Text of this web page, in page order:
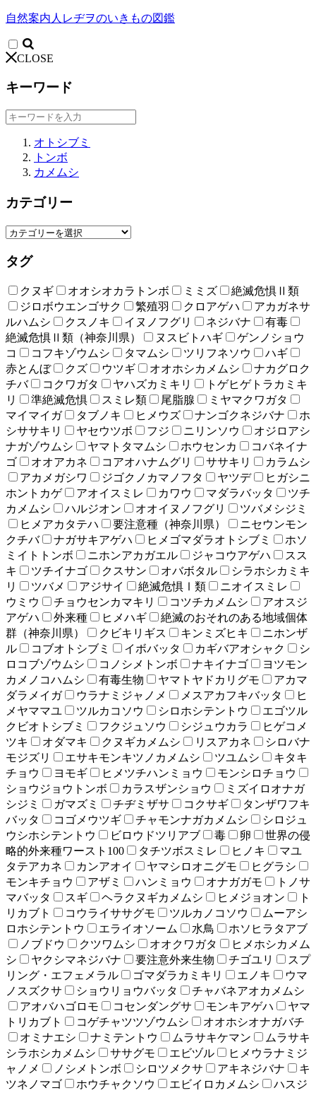
自然案内人レヂヲのいきもの図鑑
CLOSE
キーワード
オトシブミ
トンボ
カメムシ
カテゴリー
タグ
クヌギ オオシオカラトンボ ミミズ
絶滅危惧Ⅱ類
ジロボウエンゴサク
繁殖羽 クロアゲハ
アカガネサ
ルハムシ
クスノキ イヌノフグリ ネジバナ
有毒
絶滅危惧Ⅱ類（神奈川県）
ヌスビトハギ
ゲンノショウ
コ
コフキゾウムシ タマムシ ツリフネソウ
ハギ
赤とんぼ
クズ ウツギ オオホシカメムシ
ナカグロク
チバ
コクワガタ ヤハズカミキリ
トゲヒゲトラカミキ
リ
準絶滅危惧 スミレ類 尾脂腺
ミヤマクワガタ
マイマイガ
タブノキ ヒメウズ ナンゴクネジバナ
ホ
シササキリ
ヤセウツボ フジ ニリンソウ
オジロアシ
ナガゾウムシ
ヤマトタマムシ ホウセンカ
コバネイナ
ゴ
オオアカネ コアオハナムグリ ササキリ
カラムシ
アカメガシワ
ジゴクノカマノフタ ヤツデ
ヒガシニ
ホントカゲ
アオイスミレ カワウ マダラバッタ
ツチ
カメムシ
ハルジオン オオイヌノフグリ
ツバメシジミ
ヒメアカタテハ
要注意種（神奈川県）
ニセウンモン
クチバ
ナガサキアゲハ ヒメゴマダラオトシブミ
ホソ
ミイトトンボ
ニホンアカガエル ジャコウアゲハ
スス
キ
ツチイナゴ クスサン オバボタル
シラホシカミキ
リ
ツバメ アジサイ 絶滅危惧Ⅰ類
ニオイスミレ
ウミウ
チョウセンカマキリ コツチカメムシ
アオスジ
アゲハ
外来種 ヒメハギ
絶滅のおそれのある地域個体
群（神奈川県）
クビキリギス キンミズヒキ
ニホンザ
ル
コブオトシブミ イボバッタ カギバアオシャク
シ
ロコブゾウムシ
コノシメトンボ ナキイナゴ
ヨツモン
カメノコハムシ
有毒生物 ヤマトヤドカリグモ
アカマ
ダラメイガ
ウラナミジャノメ メスアカフキバッタ
ヒ
メヤママユ
ツルカコソウ シロホシテントウ
エゴツル
クビオトシブミ
フクジュソウ シジュウカラ
ヒゲコメ
ツキ
オダマキ クヌギカメムシ リスアカネ
シロバナ
モジズリ
エサキモンキツノカメムシ ツユムシ
キタキ
チョウ
ヨモギ ヒメツチハンミョウ
モンシロチョウ
ショウジョウトンボ
カラスザンショウ
ミズイロオナガ
シジミ
ガマズミ チヂミザサ コクサギ
タンザワフキ
バッタ
コゴメウツギ チャモンナガカメムシ
シロジュ
ウシホシテントウ
ビロウドツリアブ 毒 卵
世界の侵
略的外来種ワースト100
タチツボスミレ ヒノキ
マユ
タテアカネ
カンアオイ ヤマシロオニグモ
ヒグラシ
モンキチョウ
アザミ ハンミョウ オナガガモ
トノサ
マバッタ
スギ ヘラクヌギカメムシ ヒメジョオン
ト
リカブト
コウライササグモ ツルカノコソウ
ムーアシ
ロホシテントウ
エライオソーム 水鳥
ホソヒラタアブ
ノブドウ
クツワムシ オオクワガタ
ヒメホシカメム
シ
ヤクシマネジバナ 要注意外来生物 チゴユリ
スプ
リング・エフェメラル
ゴマダラカミキリ エノキ
ウマ
ノスズクサ
ショウリョウバッタ
チャバネアオカメムシ
アオバハゴロモ
コセンダングサ モンキアゲハ
ヤマ
トリカブト
コゲチャツツゾウムシ
オオホシオナガバチ
オミナエシ
ナミテントウ ムラサキケマン
ムラサキ
シラホシカメムシ
ササグモ エビヅル
ヒメウラナミジ
ャノメ
ノシメトンボ シロツメクサ アキネジバナ
キ
ツネノマゴ
ホウチャクソウ エビイロカメムシ
ハスジ